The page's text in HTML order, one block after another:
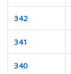
342
341
340